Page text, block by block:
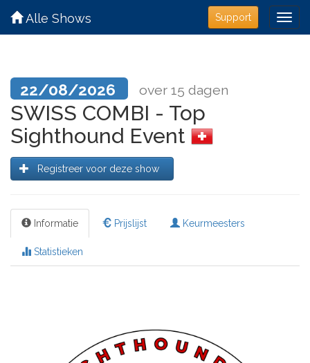
Support
Alle Shows
22/08/2026 over 15 dagen
SWISS COMBI - Top
Sighthound Event
Registreer voor deze show
Informatie Prijslijst Keurmeesters
Statistieken